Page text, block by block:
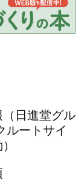
日進堂グル
ルートサイ